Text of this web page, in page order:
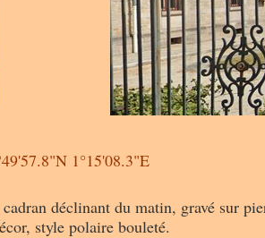
1°15'08.3"E
déclinant du matin, gravé sur
style polaire bouleté.